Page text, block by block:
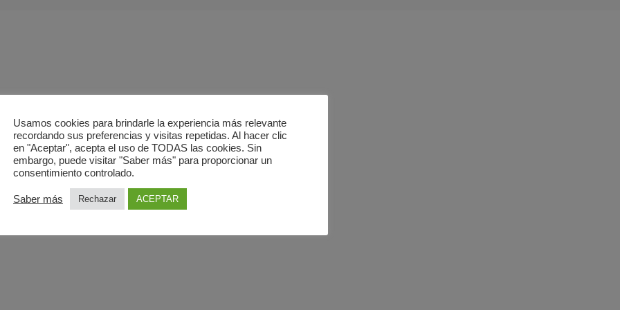
Usamos cookies para brindarle la experiencia más relevante
recordando sus preferencias y visitas repetidas. Al hacer clic
en "Aceptar", acepta el uso de TODAS las cookies. Sin
embargo, puede visitar "Saber más" para proporcionar un
consentimiento controlado.
Saber más Rechazar ACEPTAR